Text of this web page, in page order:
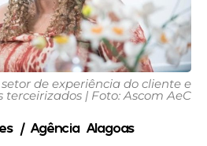
de experiência do cliente e
terceirizados | Foto: Ascom AeC
/ Agência Alagoas